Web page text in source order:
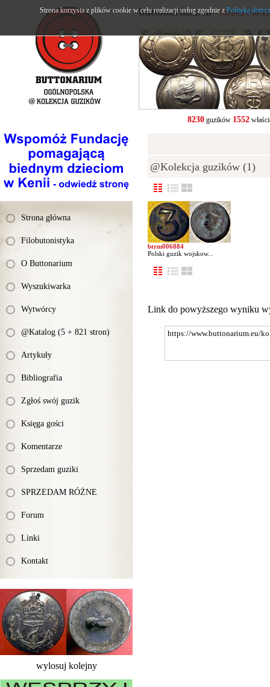
Strona główna
Filobutonistyka
O Buttonarium
Wyszukiwarka
Wytwórcy
@Katalog (5 + 821 stron)
Artykuły
Bibliografia
Zgłoś swój guzik
Księga gości
Komentarze
Sprzedam guziki
SPRZEDAM RÓŻNE
Forum
Linki
Kontakt
wylosuj kolejny
buttonarium.eu- Strona
8230guzików 1552
@Kolekcja guzików (1)
btrm006884
Polski guzik wojskow...
Link do powyższego wyniku
Strona korzysta z plików cookie w celu realizacji usług zgodnie zPolityką